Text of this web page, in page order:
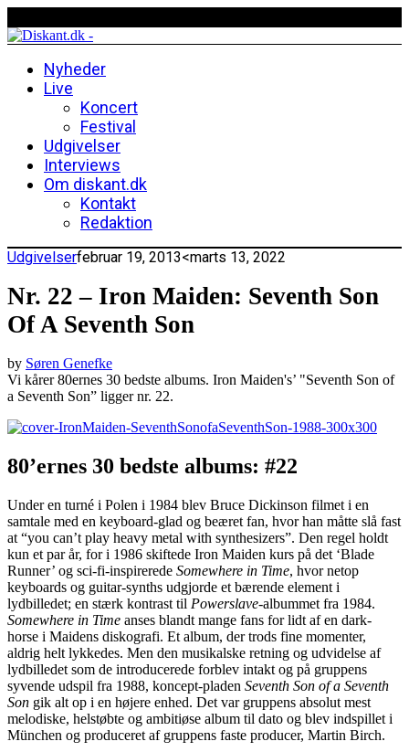
Nyheder
Live
Koncert
Festival
Udgivelser
Interviews
Om diskant.dk
Kontakt
Redaktion
Udgivelserfebruar 19, 2013<marts 13, 2022
Nr. 22 – Iron Maiden: Seventh Son
Of A Seventh Son
by Søren Genefke
Vi kårer 80ernes 30 bedste albums. Iron Maiden's’ "Seventh Son of
a Seventh Son” ligger nr. 22.
80’ernes 30 bedste albums: #22
Under en turné i Polen i 1984 blev Bruce Dickinson filmet i en
samtale med en keyboard-glad og beæret fan, hvor han måtte slå fast
at “you can’t play heavy metal with synthesizers”. Den regel holdt
kun et par år, for i 1986 skiftede Iron Maiden kurs på det ‘Blade
Runner’ og sci-fi-inspirerede Somewhere in Time, hvor netop
keyboards og guitar-synths udgjorde et bærende element i
lydbilledet; en stærk kontrast til Powerslave-albummet fra 1984.
Somewhere in Time anses blandt mange fans for lidt af en dark-
horse i Maidens diskografi. Et album, der trods fine momenter,
aldrig helt lykkedes. Men den musikalske retning og udvidelse af
lydbilledet som de introducerede forblev intakt og på gruppens
syvende udspil fra 1988, koncept-pladen Seventh Son of a Seventh
Son gik alt op i en højere enhed. Det var gruppens absolut mest
melodiske, helstøbte og ambitiøse album til dato og blev indspillet i
München og produceret af gruppens faste producer, Martin Birch.